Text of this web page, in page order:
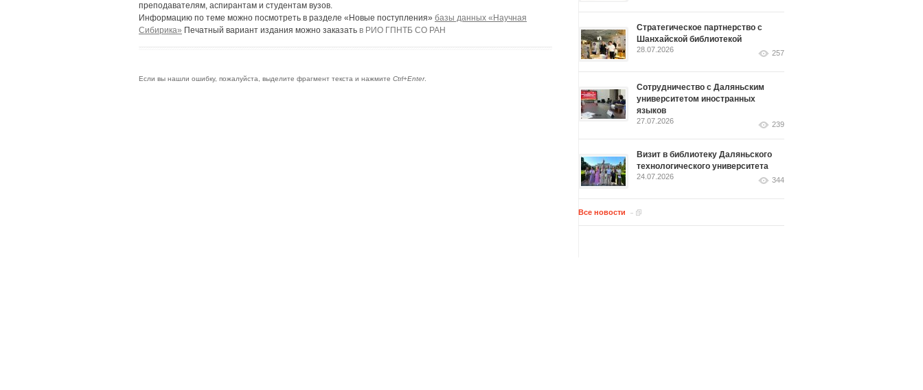
преподавателям, аспирантам и студентам вузов.
Информацию по теме можно посмотреть в разделе «Новые поступления» базы данных «Научная
Сибирика» Печатный вариант издания можно заказать в РИО ГПНТБ СО РАН
Если вы нашли ошибку, пожалуйста, выделите фрагмент текста и нажмите Ctrl+Enter.
Стратегическое партнерство с
Шанхайской библиотекой
28.07.2026 257
Сотрудничество с Даляньским
университетом иностранных
языков
27.07.2026 239
Визит в библиотеку Даляньского
технологического университета
24.07.2026 344
Все новости